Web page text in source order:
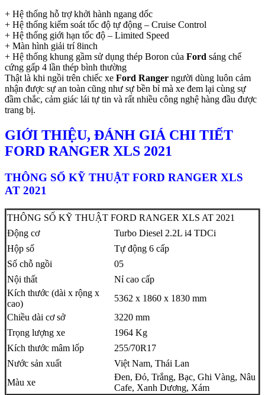
+ Hệ thống hỗ trợ khởi hành ngang dốc
+ Hệ thống kiểm soát tốc độ tự động – Cruise Control
+ Hệ thống giới hạn tốc độ – Limited Speed
+ Màn hình giải trí 8inch
+ Hệ thống khung gầm sử dụng thép Boron của Ford sáng chế
cứng gấp 4 lần thép bình thường
Thật là khi ngồi trên chiếc xe Ford Ranger người dùng luôn cảm
nhận được sự an toàn cũng như sự bền bỉ mà xe đem lại cùng sự
đầm chắc, cảm giác lái tự tin và rất nhiều công nghệ hàng đầu được
trang bị.
GIỚI THIỆU, ĐÁNH GIÁ CHI TIẾT
FORD RANGER XLS 2021
THÔNG SỐ KỸ THUẬT FORD RANGER XLS
AT 2021
THÔNG SỐ KỸ THUẬT FORD RANGER XLS AT 2021
Động cơ
Turbo Diesel 2.2L i4 TDCi
Hộp số
Tự động 6 cấp
Số chỗ ngồi
05
Nội thất
Nỉ cao cấp
Kích thước (dài x rộng x
cao)
5362 x 1860 x 1830 mm
Chiều dài cơ sở
3220 mm
Trọng lượng xe
1964 Kg
Kích thước mâm lốp
255/70R17
Nước sản xuất
Việt Nam, Thái Lan
Màu xe
Đen, Đỏ, Trắng, Bạc, Ghi Vàng, Nâu
Cafe, Xanh Dương, Xám